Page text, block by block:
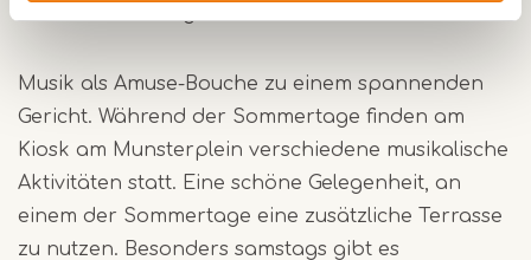
Musik als Amuse-Bouche zu einem spannenden
Gericht. Während der Sommertage finden am
Kiosk am Munsterplein verschiedene musikalische
Aktivitäten statt. Eine schöne Gelegenheit, an
einem der Sommertage eine zusätzliche Terrasse
zu nutzen. Besonders samstags gibt es